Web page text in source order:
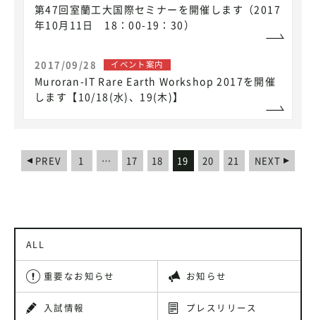
第47回室蘭工大国際セミナーを開催します（2017
年10月11日 18：00-19：30）
2017/09/28 イベント案内
Muroran-IT Rare Earth Workshop 2017を開催
します【10/18(水)、19(木)】
PREV 1 … 17 18 19 20 21 NEXT
ALL
重要なお知らせ お知らせ
入試情報 プレスリリース